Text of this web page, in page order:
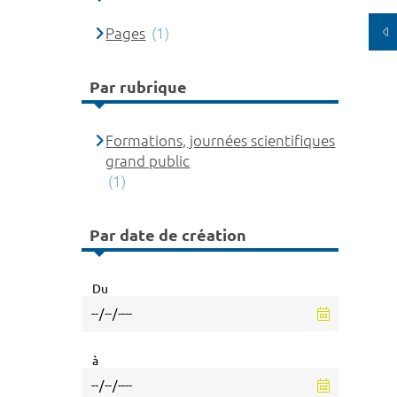
Pages (1)
Par rubrique
Formations, journées scientifiques
grand public
(1)
Par date de création
Du
à